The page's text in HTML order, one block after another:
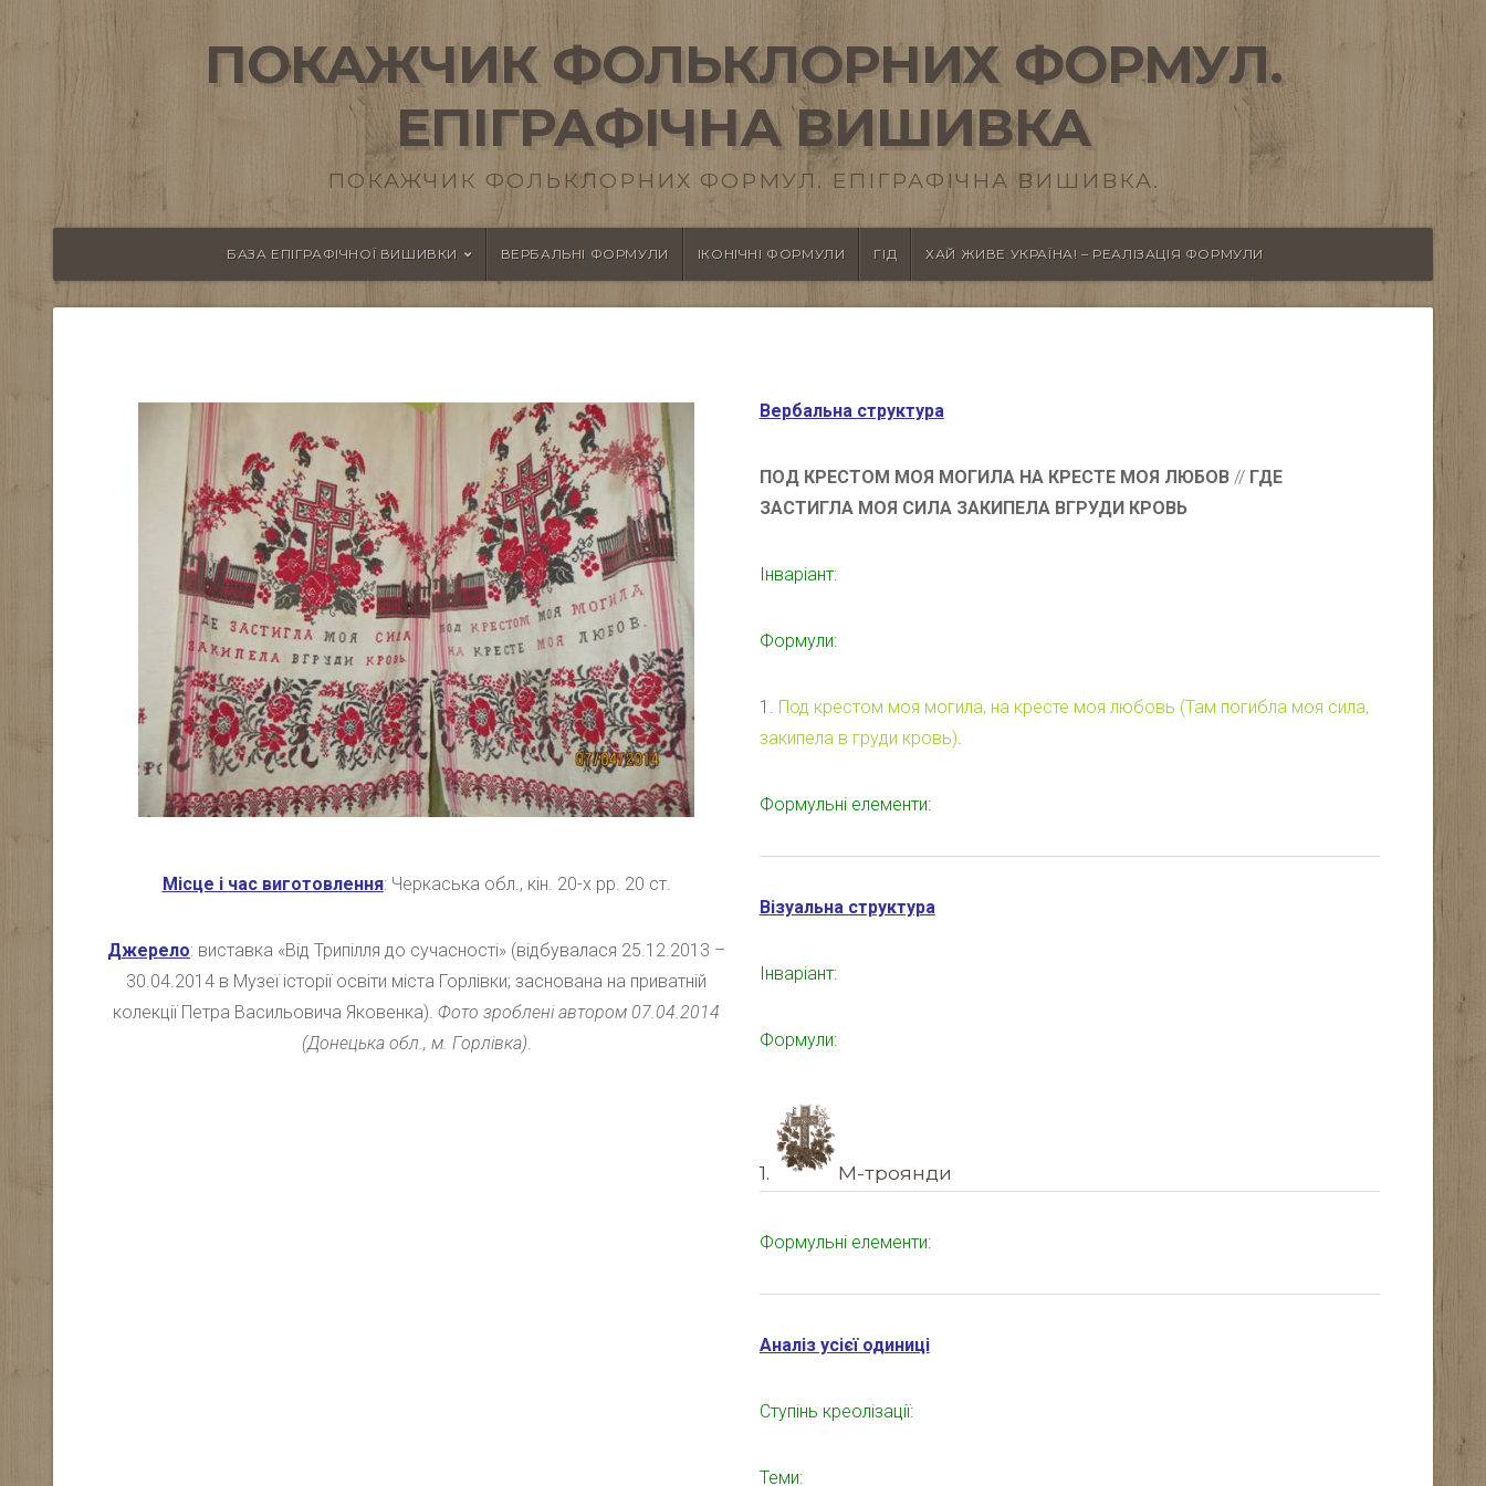
ПОКАЖЧИК ФОЛЬКЛОРНИХ ФОРМУЛ.
ЕПІГРАФІЧНА ВИШИВКА
ПОКАЖЧИК ФОЛЬКЛОРНИХ ФОРМУЛ. ЕПІГРАФІЧНА ВИШИВКА.
БАЗА ЕПІГРАФІЧНОЇ ВИШИВКИ ВЕРБАЛЬНІ ФОРМУЛИ ІКОНІЧНІ ФОРМУЛИ ГІД ХАЙ ЖИВЕ УКРАЇНА! – РЕАЛІЗАЦІЯ ФОРМУЛИ
Місце і час виготовлення: Черкаська обл., кін. 20-х рр. 20 ст.
Джерело: виставка «Від Трипілля до сучасності» (відбувалася 25.12.2013 –
30.04.2014 в Музеї історії освіти міста Горлівки; заснована на приватній
колекції Петра Васильовича Яковенка). Фото зробленіавтором 07.04.2014
(Донецька обл., м. Горлівка)
Вербальна структура
ПОД КРЕСТОМ МОЯ МОГИЛА НА КРЕСТЕ МОЯ ЛЮБОВ //ГДЕ
ЗАСТИГЛА МОЯ СИЛА ЗАКИПЕЛА ВГРУДИ КРОВЬ
Інваріант:
Формули:
1. Под крестом моя могила, на кресте моя любовь (Там погибла моя сила,
закипела в груди кровь).
Формульні елементи:
Візуальна структура
Інваріант:
Формули:
1. М-троянди
Формульні елементи:
Аналіз усієї одиниці
Ступінь креолізації:
Теми: